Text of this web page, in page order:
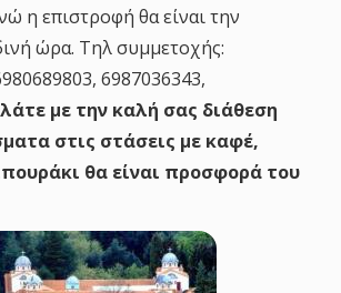
η επιστροφή θα είναι την
ώρα. Τηλ συμμετοχής:
6987036343,
με την καλή σας διάθεση
στις στάσεις με καφέ,
θα είναι προσφορά του